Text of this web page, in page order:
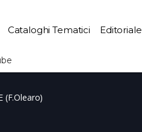
Cataloghi Tematici Editoriale
(F.Olearo)